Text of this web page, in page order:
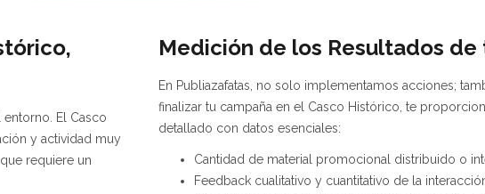
El Casco
y actividad muy
requiere un
Medición de los Resultados de
En Publiazafatas, no solo implementamos acciones;
finalizar tu campaña en el Casco Histórico, te
detallado con datos esenciales:
Cantidad de material promocional distribuido o
Feedback cualitativo y cuantitativo de la